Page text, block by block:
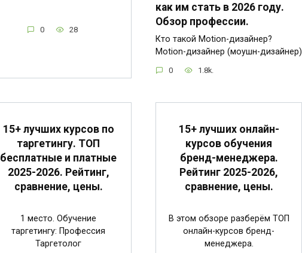
0 28
как им стать в 2026 году.
Обзор профессии.
Кто такой Motion-дизайнер?
Motion-дизайнер (моушн-дизайнер)
0 1.8k.
15+ лучших курсов по
таргетингу. ТОП
бесплатные и платные
2025-2026. Рейтинг,
сравнение, цены.
1 место. Обучение
таргетингу: Профессия
Таргетолог
15+ лучших онлайн-
курсов обучения
бренд-менеджера.
Рейтинг 2025-2026,
сравнение, цены.
В этом обзоре разберём ТОП
онлайн-курсов бренд-
менеджера.